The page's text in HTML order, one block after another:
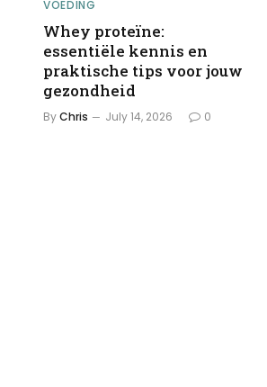
VOEDING
Whey proteïne:
essentiële kennis en
praktische tips voor jouw
gezondheid
ByChris July 14, 2026 0